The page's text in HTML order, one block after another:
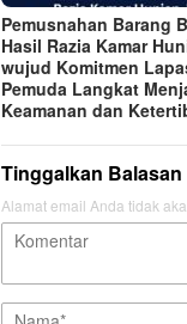
Pemusnahan Barang
Hasil Razia Kamar
wujud Komitmen
Pemuda Langkat
Keamanan dan
Tinggalkan Balasan
Alamat email Anda tidak